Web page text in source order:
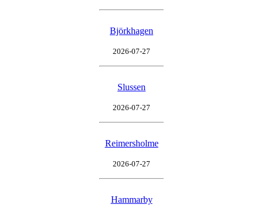
Björkhagen
2026-07-27
Slussen
2026-07-27
Reimersholme
2026-07-27
Hammarby